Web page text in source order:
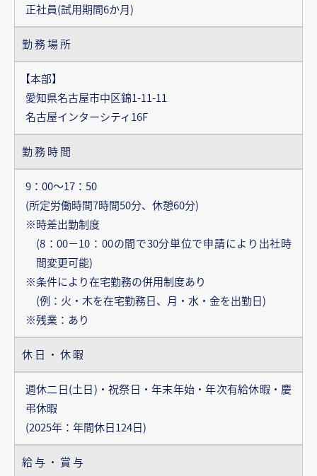
正社員(試用期間6か月)
勤務場所
【本部】
愛知県名古屋市中区錦1-11-11
名古屋インターシティ16F
勤務時間
9：00～17：50
(所定労働時間7時間50分、休憩60分)
※時差出勤制度
(8：00－10：00の間で30分単位で申請により出社時
間変更可能)
※条件により在宅勤務の併用制度あり
(例：火・木を在宅勤務日、月・水・金を出勤日)
※残業：あり
休日・休暇
週休二日(土日)・祝祭日・年末年始・年次有給休暇・慶
弔休暇
(2025年：年間休日124日)
給与・賞与